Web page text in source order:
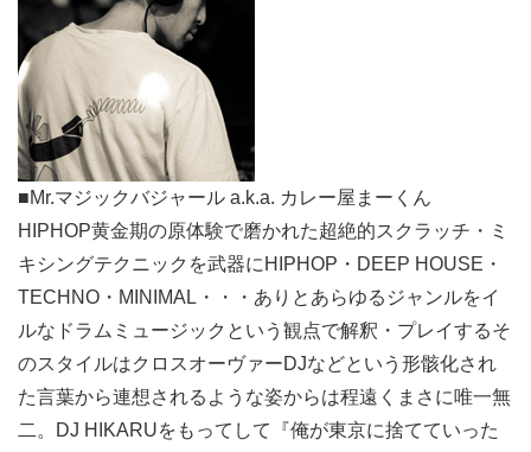
■Mr.マジックバジャール a.k.a. カレー屋まーくん
HIPHOP黄金期の原体験で磨かれた超絶的スクラッチ・ミ
キシングテクニックを武器にHIPHOP・DEEP HOUSE・
TECHNO・MINIMAL・・・ありとあらゆるジャンルをイ
ルなドラムミュージックという観点で解釈・プレイするそ
のスタイルはクロスオーヴァーDJなどという形骸化され
た言葉から連想されるような姿からは程遠くまさに唯一無
二。DJ HIKARUをもってして『俺が東京に捨てていった